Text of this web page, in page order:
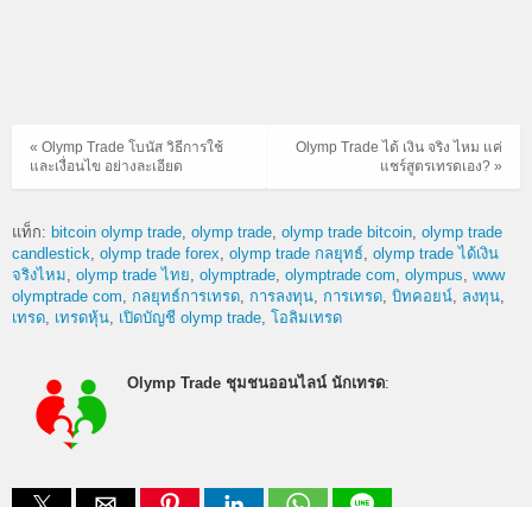
Olymp Trade ได้ เงิน จริง ไหม แค่
แชร์สูตรเทรดเอง? »
« Olymp Trade โบนัส วิธีการใช้
และเงื่อนไข อย่างละเอียด
แท็ก: bitcoin olymp trade olymp trade olymp trade bitcoin olymp trade
candlestick olymp trade forex olymp trade กลยุทธ์ olymp trade ได้เงิน
จริงไหม olymp trade ไทย olymptrade olymptrade com olympus www
olymptrade com
กลยุทธ์การเทรด การลงทุน การเทรด บิทคอยน์ ลงทุน
เทรด เทรดหุ้น เปิดบัญชี olymp trade โอลิมเทรด
Olymp Trade ชุมชนออนไลน์ นักเทรด: